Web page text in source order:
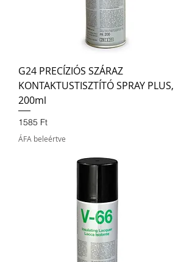
G24 PRECÍZIÓS SZÁRAZ
KONTAKTUSTISZTÍTÓ SPRAY PLUS,
200ml
Ár
1585 Ft
ÁFA beleértve